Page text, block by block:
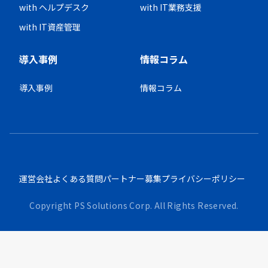
with ヘルプデスク
with IT資産管理
with IT業務支援
導入事例
導入事例
情報コラム
情報コラム
運営会社よくある質問パートナー募集プライバシーポリシー
Copyright PS Solutions Corp. All Rights Reserved.